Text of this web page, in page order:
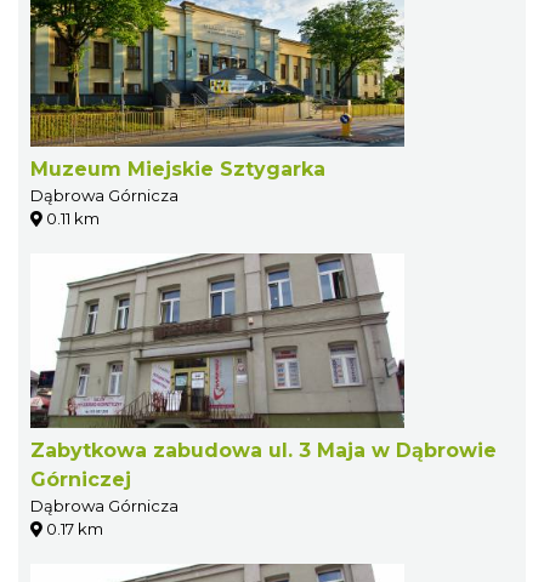
Muzeum Miejskie Sztygarka
Dąbrowa Górnicza
0.11 km
Zabytkowa zabudowa ul. 3 Maja w Dąbrowie
Górniczej
Dąbrowa Górnicza
0.17 km